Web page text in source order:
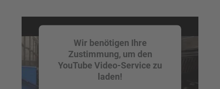
Wir benötigen Ihre
Zustimmung, um den
YouTube Video-Service zu
laden!